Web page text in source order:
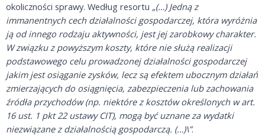
okoliczności sprawy. Według resortu „(…) Jedną z
immanentnych cech działalności gospodarczej, która wyróżnia
ją od innego rodzaju aktywności, jest jej zarobkowy charakter.
W związku z powyższym koszty, które nie służą realizacji
podstawowego celu prowadzonej działalności gospodarczej
jakim jest osiąganie zysków, lecz są efektem ubocznym działań
zmierzających do osiągnięcia, zabezpieczenia lub zachowania
źródła przychodów (np. niektóre z kosztów określonych w art.
16 ust. 1 pkt 22 ustawy CIT), mogą być uznane za wydatki
niezwiązane z działalnością gospodarczą. (…)\”.